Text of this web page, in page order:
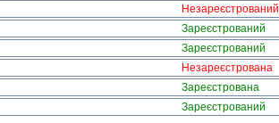
Незареєстрований
Зареєстрований
Зареєстрований
Незареєстрована
Зареєстрована
Зареєстрований